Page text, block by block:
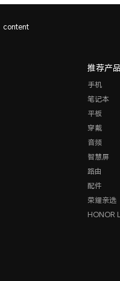
content
推荐产品
手机
笔记本
平板
穿戴
音频
智慧屏
路由
配件
荣耀亲选
HONOR